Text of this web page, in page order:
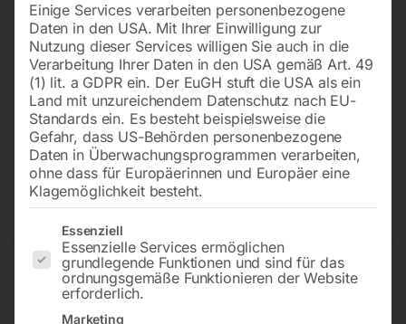
Stampfer TCB-65
mit Honda-Motor GXR120
Einige Services verarbeiten personenbezogene
Daten in den USA. Mit Ihrer Einwilligung zur
Nutzung dieser Services willigen Sie auch in die
Verarbeitung Ihrer Daten in den USA gemäß Art. 49
(1) lit. a GDPR ein. Der EuGH stuft die USA als ein
Land mit unzureichendem Datenschutz nach EU-
Standards ein. Es besteht beispielsweise die
Gefahr, dass US-Behörden personenbezogene
Daten in Überwachungsprogrammen verarbeiten,
ohne dass für Europäerinnen und Europäer eine
Klagemöglichkeit besteht.
Es folgt eine Liste der Service-Gruppen, für die eine
Essenziell
Essenzielle Services ermöglichen
grundlegende Funktionen und sind für das
ordnungsgemäße Funktionieren der Website
erforderlich.
Marketing